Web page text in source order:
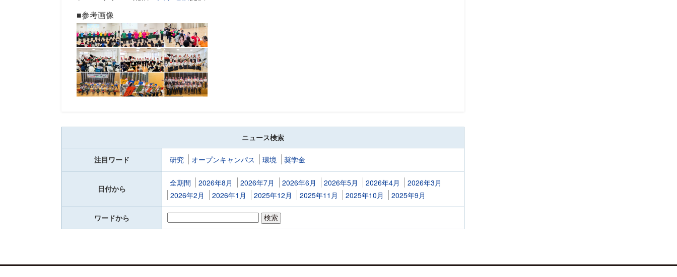
■参考画像
ニュース検索
注目ワード 研究 オープンキャンパス 環境 奨学金
日付から
全期間 2026年8月 2026年7月 2026年6月 2026年5月 2026年4月
2026年3月
2026年2月
2026年1月 2025年12月 2025年11月 2025年10月 2025年9月
ワードから